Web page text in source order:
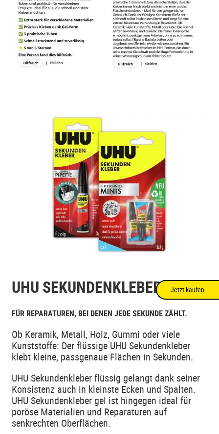
UHU SEKUNDENKLEBER
FÜR REPARATUREN, BEI DENEN JEDE SEKUNDE ZÄHLT.
Ob Keramik, Metall, Holz, Gummi oder viele
Kunststoffe: Der flüssige UHU Sekundenkleber
klebt kleine, passgenaue Flächen in Sekunden.
UHU Sekundenkleber flüssig gelangt dank seiner
Konsistenz auch in kleinste Ecken und Spalten.
UHU Sekundenkleber gel ist hingegen ideal für
poröse Materialien und Reparaturen auf
senkrechten Oberflächen.
Jetzt kaufen